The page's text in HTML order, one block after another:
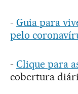
- Guia para
pelo
- Clique para
cobertura